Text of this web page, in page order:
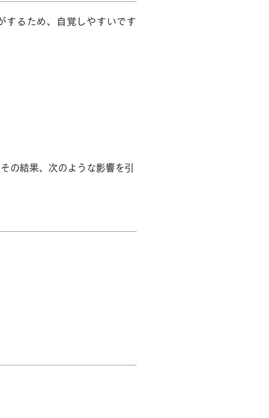
するため、自覚しやすいです
の結果、次のような影響を引